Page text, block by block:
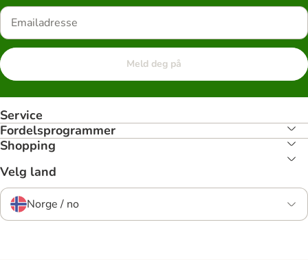
Meld deg på
Service
Fordelsprogrammer
Shopping
Velg land
Norge / no